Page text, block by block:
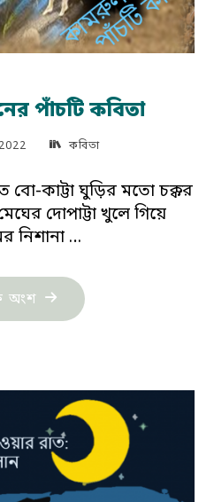
পাঁচটি কবিতা
কবিতা
বো-কাট্টা ঘুড়ির মতো চক্কর
দোপাট্টা খুলে গিয়ে
নিশানা …
অংশ "কামরুল
হাসানের